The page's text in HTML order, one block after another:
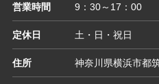
営業時間 9：30～17：00
定休日 土・日・祝日
住所 神奈川県横浜市都